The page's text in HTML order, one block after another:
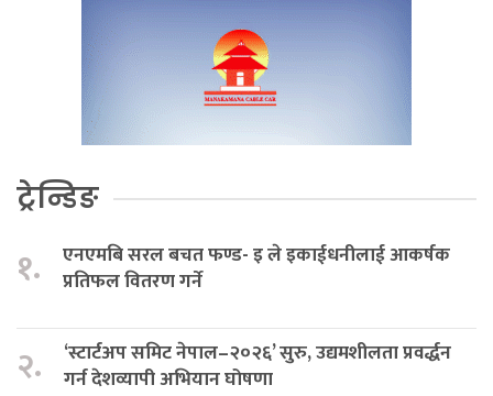
ट्रेन्डिङ
१.
एनएमबि सरल बचत फण्ड- इ ले इकाईधनीलाई आकर्षक
प्रतिफल वितरण गर्ने
२.
‘स्टार्टअप समिट नेपाल–२०२६’ सुरु, उद्यमशीलता प्रवर्द्धन
गर्न देशव्यापी अभियान घोषणा